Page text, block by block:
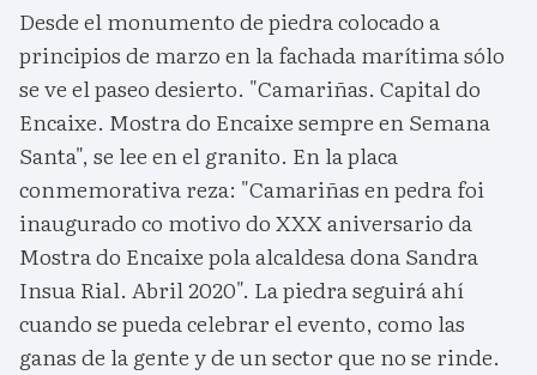
Desde el monumento de piedra colocado a
principios de marzo en la fachada marítima sólo
se ve el paseo desierto. "Camariñas. Capital do
Encaixe. Mostra do Encaixe sempre en Semana
Santa", se lee en el granito. En la placa
conmemorativa reza: "Camariñas en pedra foi
inaugurado co motivo do XXX aniversario da
Mostra do Encaixe pola alcaldesa dona Sandra
Insua Rial. Abril 2020". La piedra seguirá ahí
cuando se pueda celebrar el evento, como las
ganas de la gente y de un sector que no se rinde.